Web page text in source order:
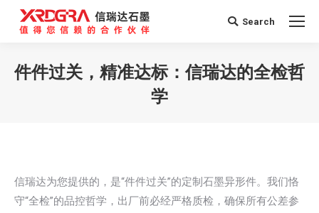
Search:
Search
件件过关，精准达标：信瑞达的全检哲
学
信瑞达为您提供的，是“件件过关”的定制石墨异形件。我们恪
守“全检”的品控哲学，出厂前必经严格质检，确保所有公差参